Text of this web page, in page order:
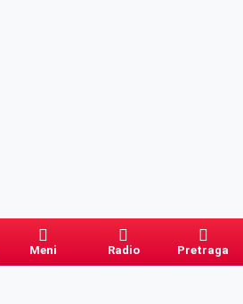
Meni Radio Pretraga